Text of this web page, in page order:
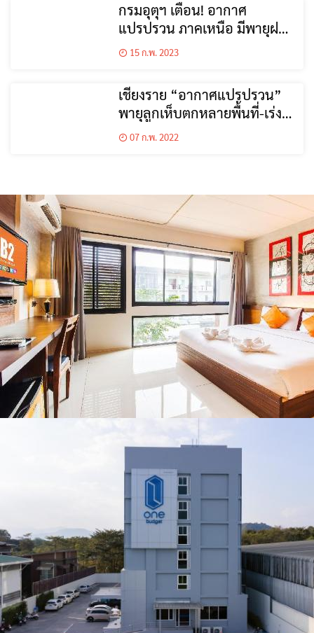
กรมอุตุฯ เตือน! อากาศ
แปรปรวน ภาคเหนือ มีพายุฝน
ฟ้าคะนอง
15 ก.พ. 2023
เชียงราย “อากาศแปรปรวน”
พายุลูกเห็บตกหลายพื้นที่-เร่ง
สำรวจความเสียหาย
07 ก.พ. 2022